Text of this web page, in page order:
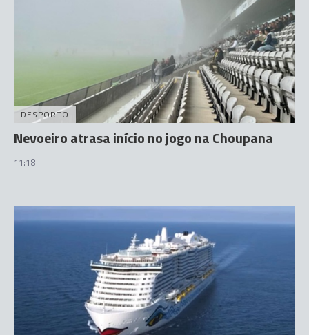
DESPORTO
Nevoeiro atrasa início no jogo na Choupana
11:18